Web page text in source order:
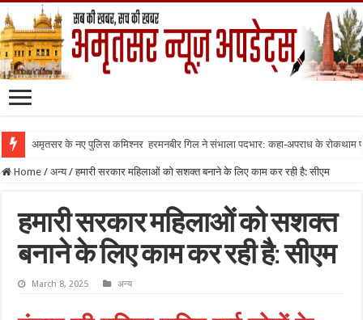
अमृतसर के नए पुलिस कमिश्नर हरमनबीर गिल ने संभाला पदभार: कहा-अपराध के रोकथाम
Home / अन्य / हमारी सरकार महिलाओं को सशक्त बनाने के लिए काम कर रही है: सीएम
हमारी सरकार महिलाओं को सशक्त
बनाने के लिए काम कर रही है: सीएम
March 8, 2025 अन्य